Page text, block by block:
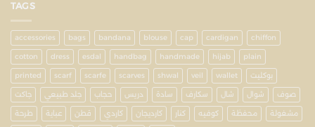
TAGS
accessories bags bandana blouse cap cardigan chiffon
cotton dress esdal handbag handmade hijab plain
printed scarf scarfe scarves shwal veil wallet بوكليت
جاكت جلد طبيعي حجاب دريس سادة سكارف شال شوال صوف
طرحة عباية قطن كاردي كارديجان كنار كوفيه محفظة مشغولة